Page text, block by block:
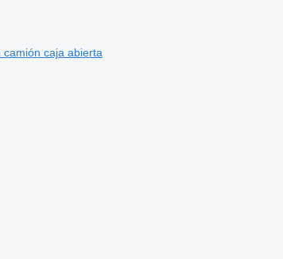
camión caja abierta